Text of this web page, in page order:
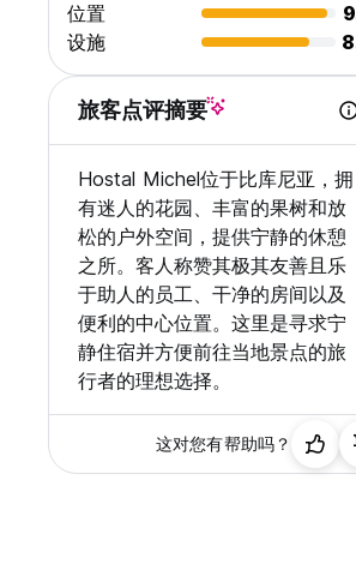
位置
设施
旅客点评摘要
Hostal Michel位于比库尼亚，拥
有迷人的花园、丰富的果树和放
松的户外空间，提供宁静的休憩
之所。客人称赞其极其友善且乐
于助人的员工、干净的房间以及
便利的中心位置。这里是寻求宁
静住宿并方便前往当地景点的旅
行者的理想选择。
这对您有帮助吗？